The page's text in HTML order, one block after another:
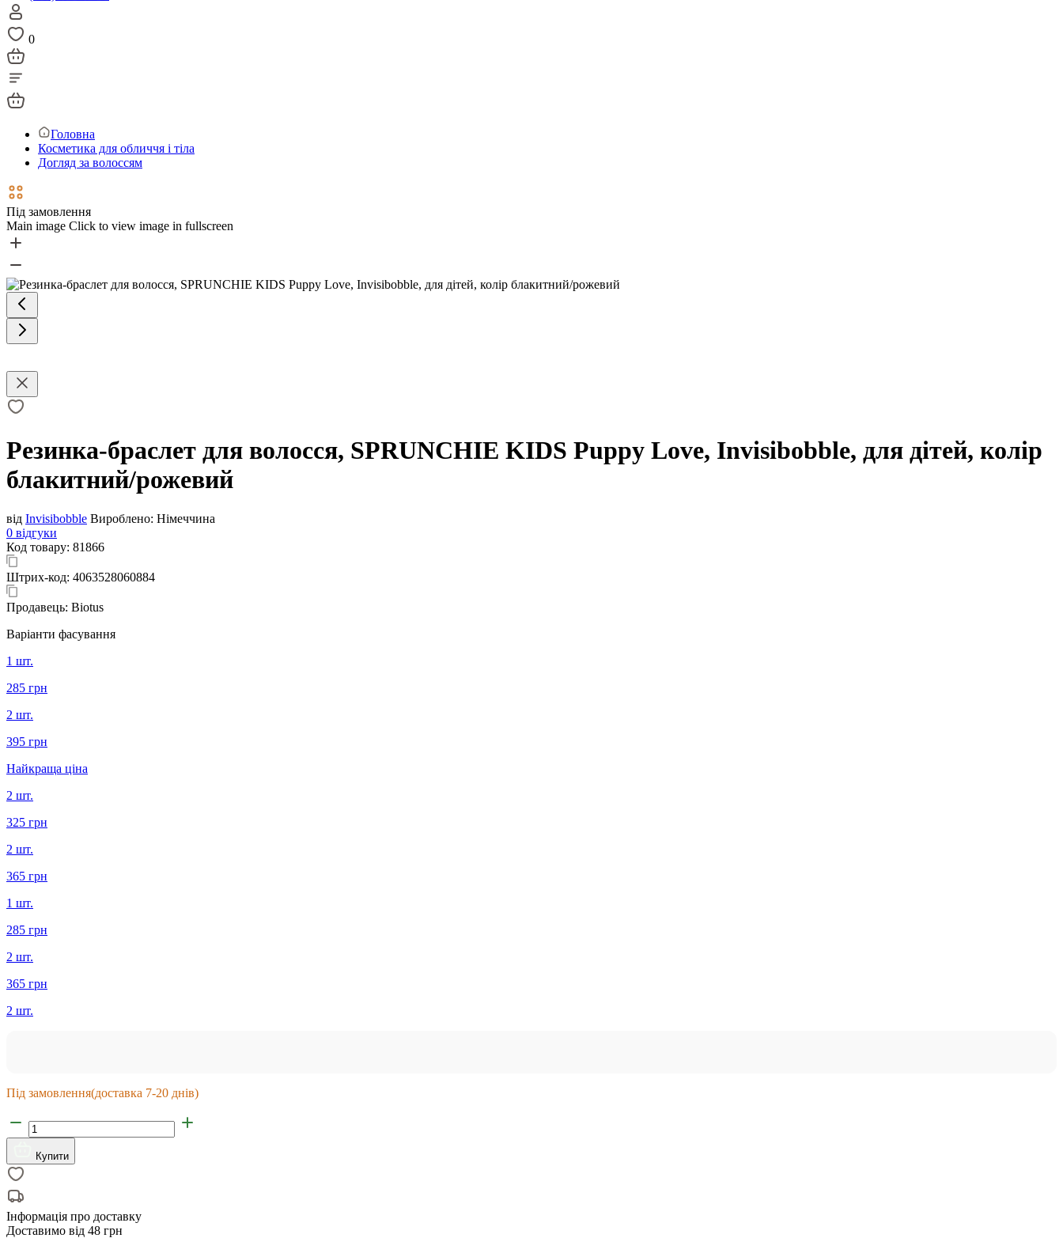
0
Головна
Косметика для обличчя і тіла
Догляд за волоссям
Під замовлення
Main image Click to view image in fullscreen
Резинка-браслет для волосся, SPRUNCHIE KIDS Puppy Love, Invisibobble, для дітей, колір
блакитний/рожевий
від Invisibobble Вироблено: Німеччина
0 відгуки
Код товару: 81866
Штрих-код: 4063528060884
Продавець: Biotus
Варіанти фасування
1 шт.
285 грн
2 шт.
395 грн
Найкраща ціна
2 шт.
325 грн
2 шт.
365 грн
1 шт.
285 грн
2 шт.
365 грн
2 шт.
Під замовлення(доставка 7-20 днів)
Купити
Інформація про доставку
Доставимо від 48 грн